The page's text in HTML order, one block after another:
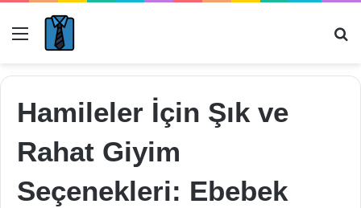
Menü
Hamileler İçin Şık ve
Rahat Giyim
Seçenekleri: Ebebek